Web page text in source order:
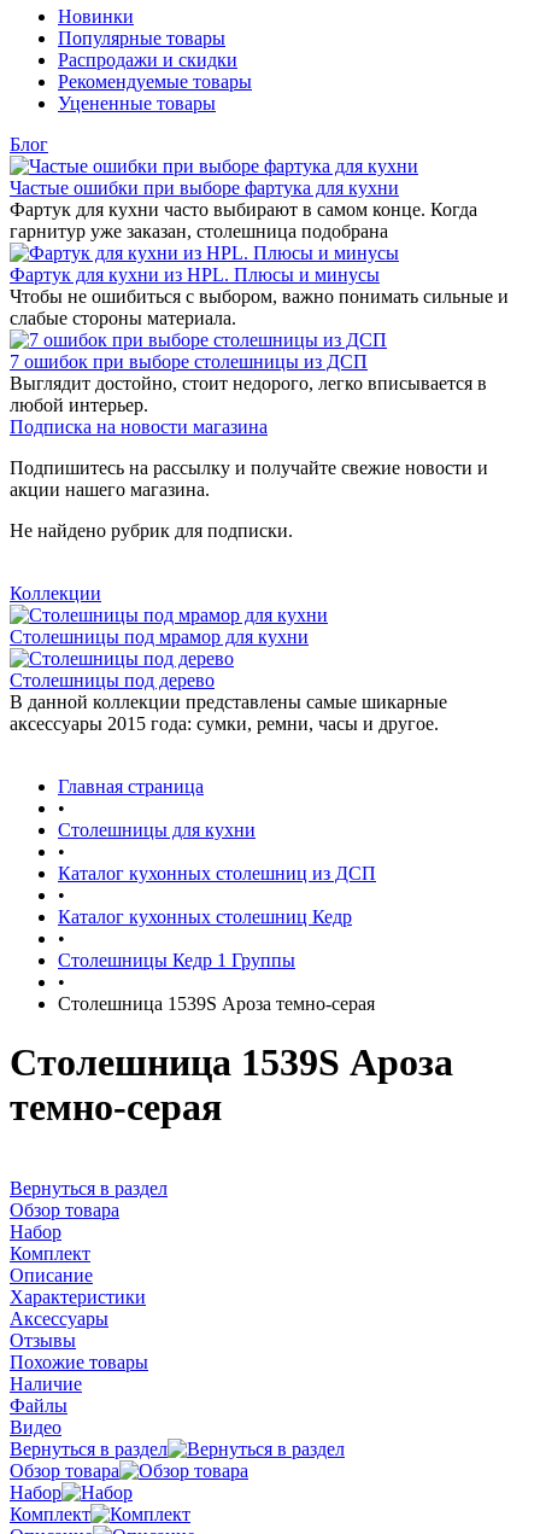
Новинки
Популярные товары
Распродажи и скидки
Рекомендуемые товары
Уцененные товары
Блог
Частые ошибки при выборе фартука для кухни
Фартук для кухни часто выбирают в самом конце. Когда
гарнитур уже заказан, столешница подобрана
Фартук для кухни из HPL. Плюсы и минусы
Чтобы не ошибиться с выбором, важно понимать сильные и
слабые стороны материала.
7 ошибок при выборе столешницы из ДСП
Выглядит достойно, стоит недорого, легко вписывается в
любой интерьер.
Подписка на новости магазина
Подпишитесь на рассылку и получайте свежие новости и
акции нашего магазина.
Не найдено рубрик для подписки.
Коллекции
Столешницы под мрамор для кухни
Столешницы под дерево
В данной коллекции представлены самые шикарные
аксессуары 2015 года: сумки, ремни, часы и другое.
Главная страница
•
Столешницы для кухни
•
Каталог кухонных столешниц из ДСП
•
Каталог кухонных столешниц Кедр
•
Столешницы Кедр 1 Группы
•
Столешница 1539S Ароза темно-серая
Столешница 1539S Ароза
темно-серая
Вернуться в раздел
Обзор товара
Набор
Комплект
Описание
Характеристики
Аксессуары
Отзывы
Похожие товары
Наличие
Файлы
Видео
Вернуться в раздел
Обзор товара
Набор
Комплект